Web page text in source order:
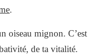
.
oiseau mignon. C’est
de ta vitalité.